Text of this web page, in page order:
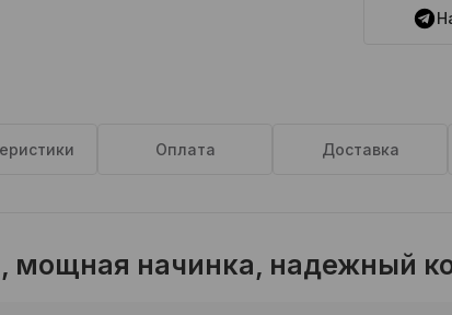
Оплата Доставка
мощная начинка, надежный